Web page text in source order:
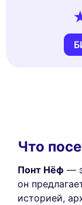
Что
Понт Нёф —
он
историей,